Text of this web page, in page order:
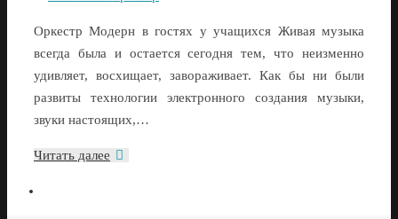
Оркестр Модерн в гостях у учащихся Живая музыка
всегда была и остается сегодня тем, что неизменно
удивляет, восхищает, завораживает. Как бы ни были
развиты технологии электронного создания музыки,
звуки настоящих,…
Читать далее